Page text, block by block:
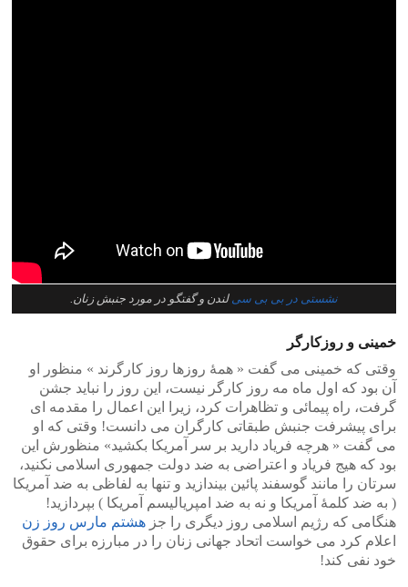
نشستی در بی بی سی لندن و گفتگو در مورد جنبش زنان.
خمینی و روزکارگر
وقتی که خمینی می گفت « همۀ روزها روز کارگرند » منظور او
آن بود که اول ماه مه روز کارگر نیست، این روز را نباید جشن
گرفت، راه پیمائی و تظاهرات کرد، زیرا این اعمال را مقدمه ای
برای پیشرفت جنبش طبقاتی کارگران می دانست! وقتی که او
می گفت « هرچه فریاد دارید بر سر آمریکا بکشید» منظورش این
بود که هیج فریاد و اعتراضی به ضد دولت جمهوری اسلامی نکنید،
سرتان را مانند گوسفند پائین بیندازید و تنها به لفاظی به ضد آمریکا
( به ضد کلمۀ آمریکا و نه به ضد امپریالیسم آمریکا ) بپردازید!
هنگامی که رژیم اسلامی روز دیگری را جز هشتم مارس روز زن
اعلام کرد می خواست اتحاد جهانی زنان را در مبارزه برای حقوق
خود نفی کند!